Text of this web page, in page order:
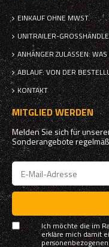
EINKAUF OHNE MWST.
UNITRAILER-
ANHÄNGER ZULASSEN:
ABLAUF: VON DER
KONTAKT
MITGLIED WERDEN
Melden Sie sich für
Sonderangebote
Ich möchte die im
erkläre mich damit